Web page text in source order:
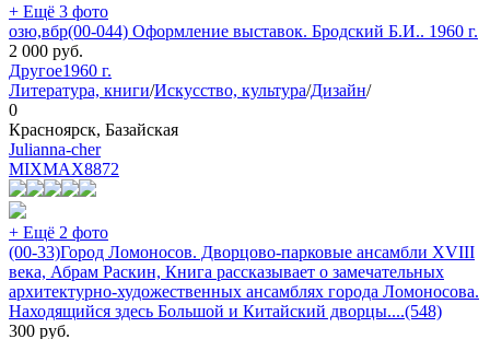
+ Ещё 3 фото
озю,вбр(00-044) Оформление выставок. Бродский Б.И.. 1960 г.
2 000 руб.
Другое1960 г.
Литература, книги/Искусство, культура/Дизайн/
0
Красноярск, Базайская
Julianna-cher
MIXMAX8872
+ Ещё 2 фото
(00-33)Город Ломоносов. Дворцово-парковые ансамбли XVIII
века, Абрам Раскин, Книга рассказывает о замечательных
архитектурно-художественных ансамблях города Ломоносова.
Находящийся здесь Большой и Китайский дворцы....(548)
300 руб.